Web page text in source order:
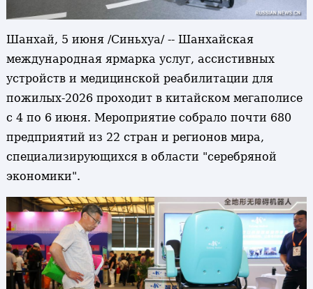
Шанхай, 5 июня /Синьхуа/ -- Шанхайская
международная ярмарка услуг, ассистивных
устройств и медицинской реабилитации для
пожилых-2026 проходит в китайском мегаполисе
с 4 по 6 июня. Мероприятие собрало почти 680
предприятий из 22 стран и регионов мира,
специализирующихся в области "серебряной
экономики".